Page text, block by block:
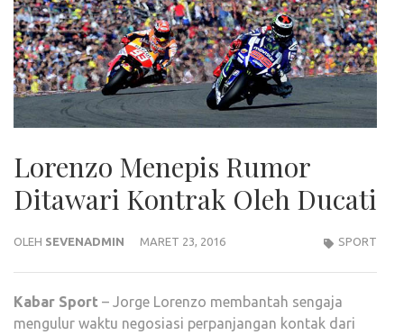
Lorenzo Menepis Rumor
Ditawari Kontrak Oleh Ducati
OLEH SEVENADMIN MARET 23, 2016 SPORT
Kabar Sport – Jorge Lorenzo membantah sengaja
mengulur waktu negosiasi perpanjangan kontak dari